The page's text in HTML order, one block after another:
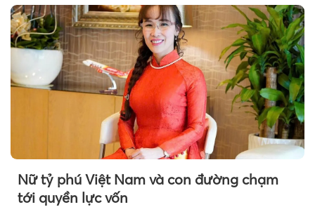
triển bền vững cần trở thành mối quan tâm
chung của toàn bộ doanh nghiệp, thay vì chỉ gói
gọn trong một bộ phận chuyên trách.
Nữ tỷ phú Việt Nam và con đường chạm
tới quyền lực vốn